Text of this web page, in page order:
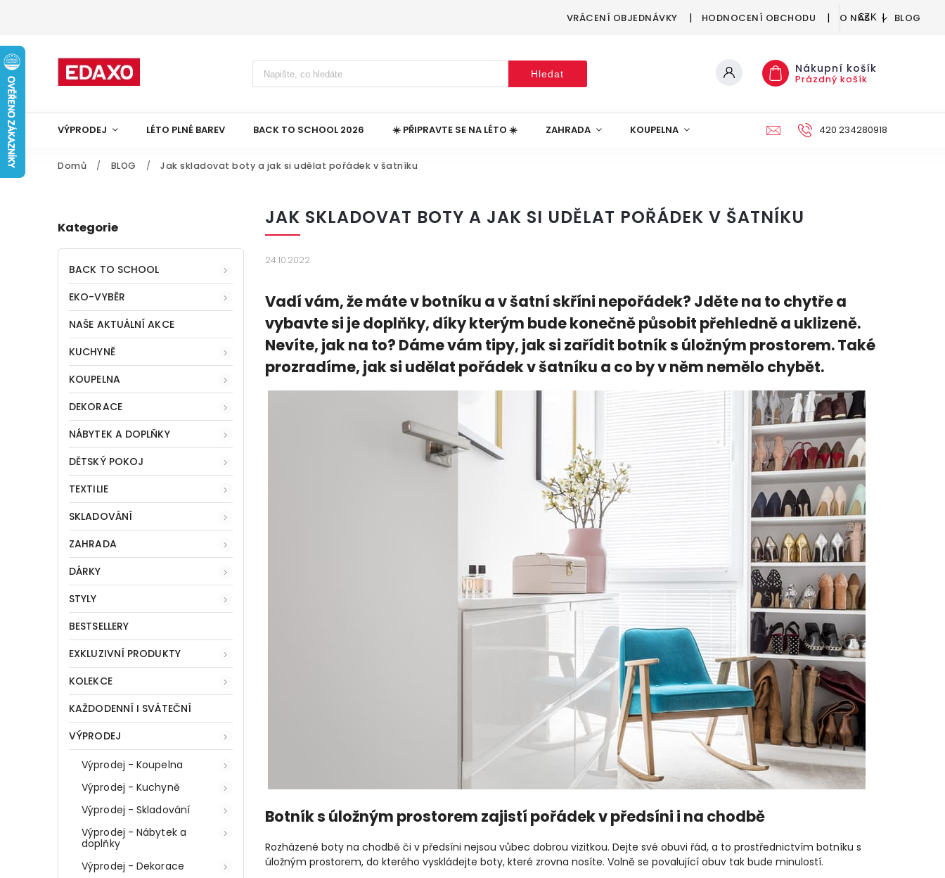
VRÁCENÍ OBJEDNÁVKY HODNOCENÍ OBCHODU O NÁS BLOG
CZK
Hledat Nákupní košík
Prázdný košík
VÝPRODEJ LÉTO PLNÉ BAREV BACK TO SCHOOL 2026 ☀️ PŘIPRAVTE SE NA LÉTO ☀️ ZAHRADA KOUPELNA DEKORACE
420 234280918
Domů / BLOG / Jak skladovat boty a jak si udělat pořádek v šatníku
Kategorie
BACK TO SCHOOL
EKO-VYBĚR
NAŠE AKTUÁLNÍ AKCE
KUCHYNĚ
KOUPELNA
DEKORACE
NÁBYTEK A DOPLŇKY
DĚTSKÝ POKOJ
TEXTILIE
SKLADOVÁNÍ
ZAHRADA
DÁRKY
STYLY
BESTSELLERY
EXKLUZIVNÍ PRODUKTY
KOLEKCE
KAŽDODENNÍ I SVÁTEČNÍ
VÝPRODEJ
Výprodej - Koupelna
Výprodej - Kuchyně
Výprodej - Skladování
Výprodej - Nábytek a
doplňky
Výprodej - Dekorace
JAK SKLADOVAT BOTY A JAK SI UDĚLAT POŘÁDEK V ŠATNÍKU
24.10.2022
Vadí vám, že máte v botníku a v šatní skříni nepořádek? Jděte na to chytře a
vybavte si je doplňky, díky kterým bude konečně působit přehledně a uklizeně.
Nevíte, jak na to? Dáme vám tipy, jak si zařídit botník s úložným prostorem. Také
prozradíme, jak si udělat pořádek v šatníku a co by v něm nemělo chybět.
Botník s úložným prostorem zajistí pořádek v předsíni i na chodbě
Rozházené boty na chodbě či v předsíni nejsou vůbec dobrou vizitkou. Dejte své obuvi řád, a to prostřednictvím botníku s
úložným prostorem, do kterého vyskládejte boty, které zrovna nosíte. Volně se povalující obuv tak bude minulostí.